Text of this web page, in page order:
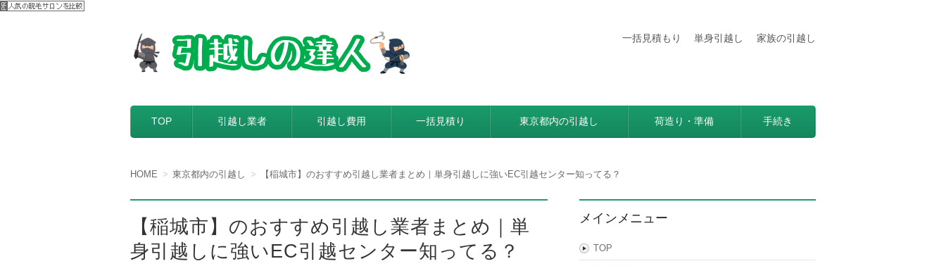
一括見積もり 単身引越し 家族の引越し
コンテンツへ移動
TOP 引越し業者 引越し費用 一括見積り 東京都内の引越し 荷造り・準備 手続き
HOME 東京都内の引越し 【稲城市】のおすすめ引越し業者まとめ｜単身引越しに強いEC引越センター知ってる？
【稲城市】のおすすめ引越し業者まとめ｜単
身引越しに強いEC引越センター知ってる？
メインメニュー
TOP